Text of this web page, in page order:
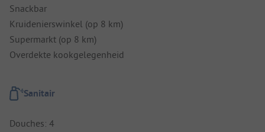
Snackbar
Kruidenierswinkel (op 8 km)
Supermarkt (op 8 km)
Overdekte kookgelegenheid
Sanitair
Douches: 4